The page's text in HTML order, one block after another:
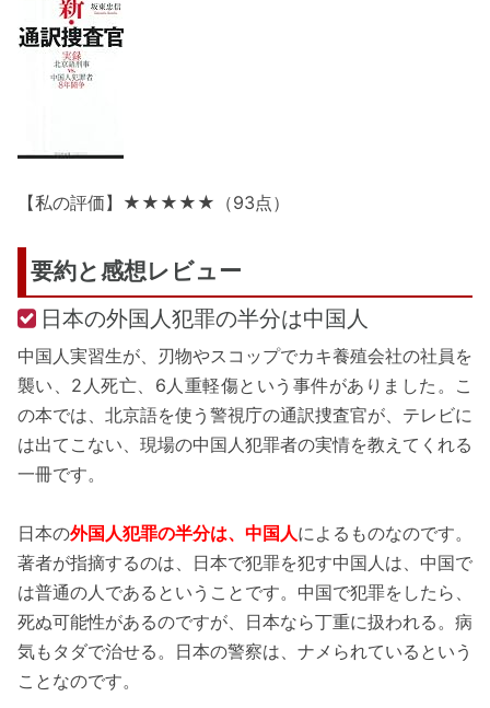
【私の評価】★★★★★（93点）
要約と感想レビュー
日本の外国人犯罪の半分は中国人
中国人実習生が、刃物やスコップでカキ養殖会社の社員を
襲い、2人死亡、6人重軽傷という事件がありました。こ
の本では、北京語を使う警視庁の通訳捜査官が、テレビに
は出てこない、現場の中国人犯罪者の実情を教えてくれる
一冊です。
日本の外国人犯罪の半分は、中国人によるものなのです。
著者が指摘するのは、日本で犯罪を犯す中国人は、中国で
は普通の人であるということです。中国で犯罪をしたら、
死ぬ可能性があるのですが、日本なら丁重に扱われる。病
気もタダで治せる。日本の警察は、ナメられているという
ことなのです。